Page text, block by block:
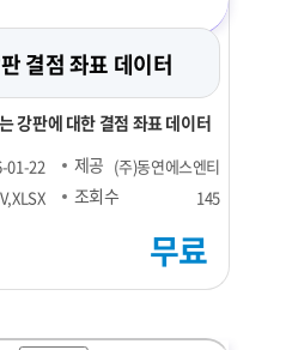
결점 좌표 데이터
강판에 대한 결점 좌표 데이터
01-22 제공 (주)동연에스엔티
조회수 145
무료